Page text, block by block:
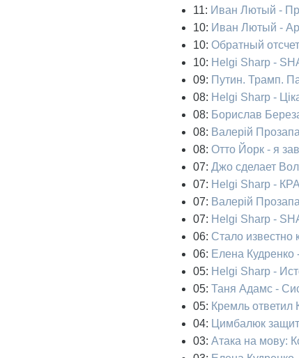
11: Иван Лютый -
10: Иван Лютый -
10: Обратный
10: Helgi Sharp -
09: Путин. Трамп.
08: Helgi Sharp -
08: Борислав
08: Валерій
08: Отто Йорк - я
07: Джо сделает
07: Helgi Sharp -
07: Валерій
07: Helgi Sharp -
06: Стало известно
06: Елена Кудренко
05: Helgi Sharp -
05: Таня Адамс -
05: Кремль ответил
04: Цимбалюк
03: Атака на мову: